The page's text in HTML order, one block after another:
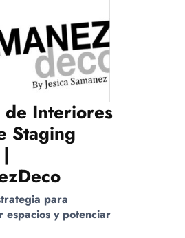
de Interiores
Staging
para
espacios y potenciar